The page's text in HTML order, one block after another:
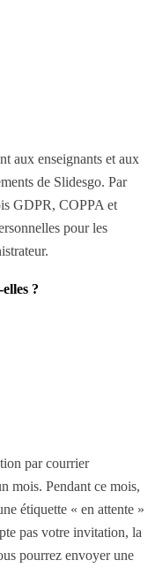
aux enseignants et aux
de Slidesgo. Par
GDPR, COPPA et
pour les
?
par courrier
mois. Pendant ce mois,
étiquette « en attente »
pas votre invitation, la
pourrez envoyer une